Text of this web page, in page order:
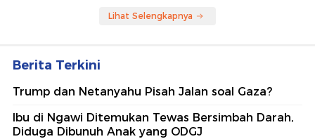
Lihat Selengkapnya
Berita Terkini
Trump dan Netanyahu Pisah Jalan soal Gaza?
Ibu di Ngawi Ditemukan Tewas Bersimbah Darah,
Diduga Dibunuh Anak yang ODGJ